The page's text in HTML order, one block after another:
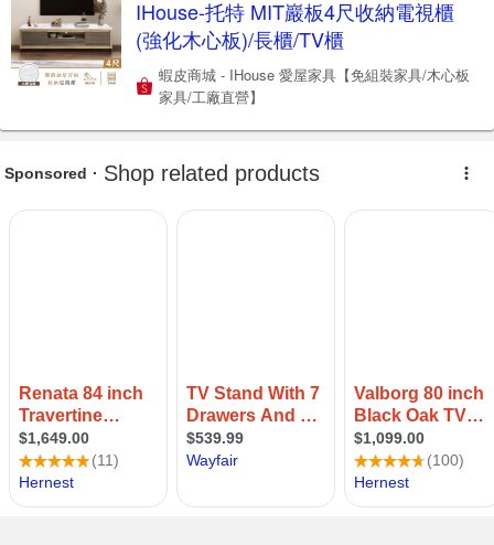
IHouse-托特 MIT巖板4尺收納電視櫃
(強化木心板)/長櫃/TV櫃
蝦皮商城 - IHouse 愛屋家具【免組裝家具/木心板
家具/工廠直營】